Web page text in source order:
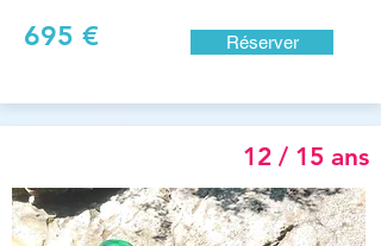
695 € Réserver
12 / 15 ans